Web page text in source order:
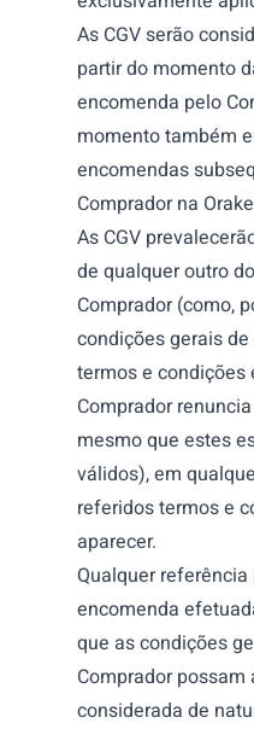
As CGV serão
partir do momento
encomenda pelo
momento também
encomendas
Comprador na
As CGV
de qualquer outro
Comprador (como,
condições gerais
termos e condições
Comprador
mesmo que estes
válidos), em
referidos termos e
aparecer.
Qualquer
encomenda
que as condições
Comprador possam
considerada de